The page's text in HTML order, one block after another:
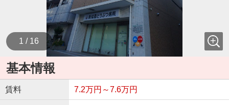
1 / 16
基本情報
賃料 7.2万円～7.6万円